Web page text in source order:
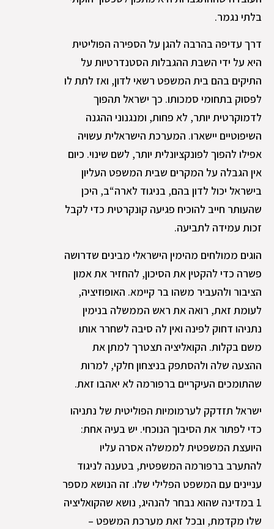
בלתי נגמר.
דרך עדיפה בהרבה להגן על הספירה הפוליטית
היא על ידי השבת ההגבלות הסטנדרטיות על
התיקים בהם בית המשפט רשאי לדון, ואז לתת לו
לפסוק בתחומי סמכותו. כך ישראל תהפוך
לדמוקרטית יותר, לא פחות, ומנגנוני ההגנה
השיפוטיים יישארו. המערכת הישראלית עשויה
אפילו להפוך לפונקציונלית יותר, לשם שינוי. כיום
אין הגבלה על המקרים שבית המשפט העליון
בישראל יכול לדון בהם, בניגוד לארה“ב, היכן
שהעותר חייב להוכיח פגיעה קונקרטית כדי לקבל
זכות עמידה לתביעה.
הוגים ממולחים מהימין הישראלי מבינים שדרושה
פשרה כדי להקטין את הסיכון, להחזיר את אמון
הציבור ולהעביר משהו בר קיימא. האופוזיציה,
לעומת זאת, רואה את ראש הממשלה בנימין
נתניהו דחוק לפינה ואין לה סיבה לשחרר אותו
משם בקלות. הקואליציה תצטרך למתן את
ההצעה שלה ולהסתפק בניצחון חלקי, למרות
שהתומכים העיקריים ברפורמה לא יאהבו זאת.
ישראל תזדקק לערמומיות הפוליטית של נתניהו
כדי לפתור את הסיבוך הנוכחי. יש בעיה אחת:
היועצת המשפטית לממשלה אסרה עליו
להתערב ברפורמה המשפטית, בטענה לניגוד
עניינים עם המשפט הפלילי שלו. זה הנושא מספר
1 במדינה שהוא נבחר להנהיג, נושא שהקואליציה
שלו מקדמת, ובכל זאת מערכת המשפט –